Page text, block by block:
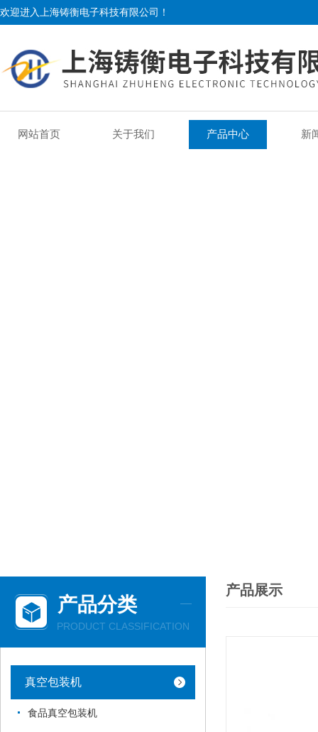
欢迎进入上海铸衡电子科技有限公司！
网站首页 关于我们 产品中心 新
产品分类
PRODUCT CLASSIFICATION
真空包装机
食品真空包装机
产品展示